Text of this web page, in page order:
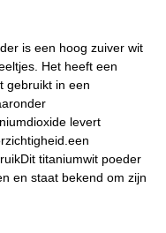
is een hoog zuiver wit
Het heeft een
gebruikt in een
levert
titaniumwit poeder
en staat bekend om zijn